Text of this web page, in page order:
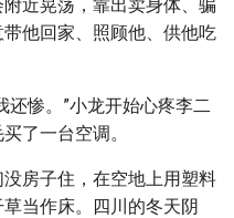
近晃荡，靠出卖身体、骗
他回家、照顾他、供他吃
还惨。”小龙开始心疼李二
了一台空调。
房子住，在空地上用塑料
当作床。四川的冬天阴